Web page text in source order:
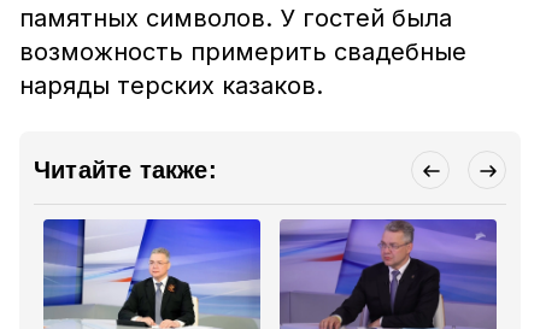
памятных символов. У гостей была
возможность примерить свадебные
наряды терских казаков.
Читайте также: